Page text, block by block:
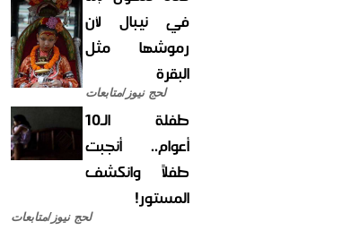
في نيبال لأن
رموشها مثل
البقرة
لحج نيوز/متابعات
طفلة الـ10
أعوام.. أنجبت
طفلاً وانكشف
المستور!
لحج نيوز/متابعات